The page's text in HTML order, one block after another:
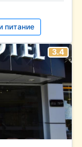
питание
3.4